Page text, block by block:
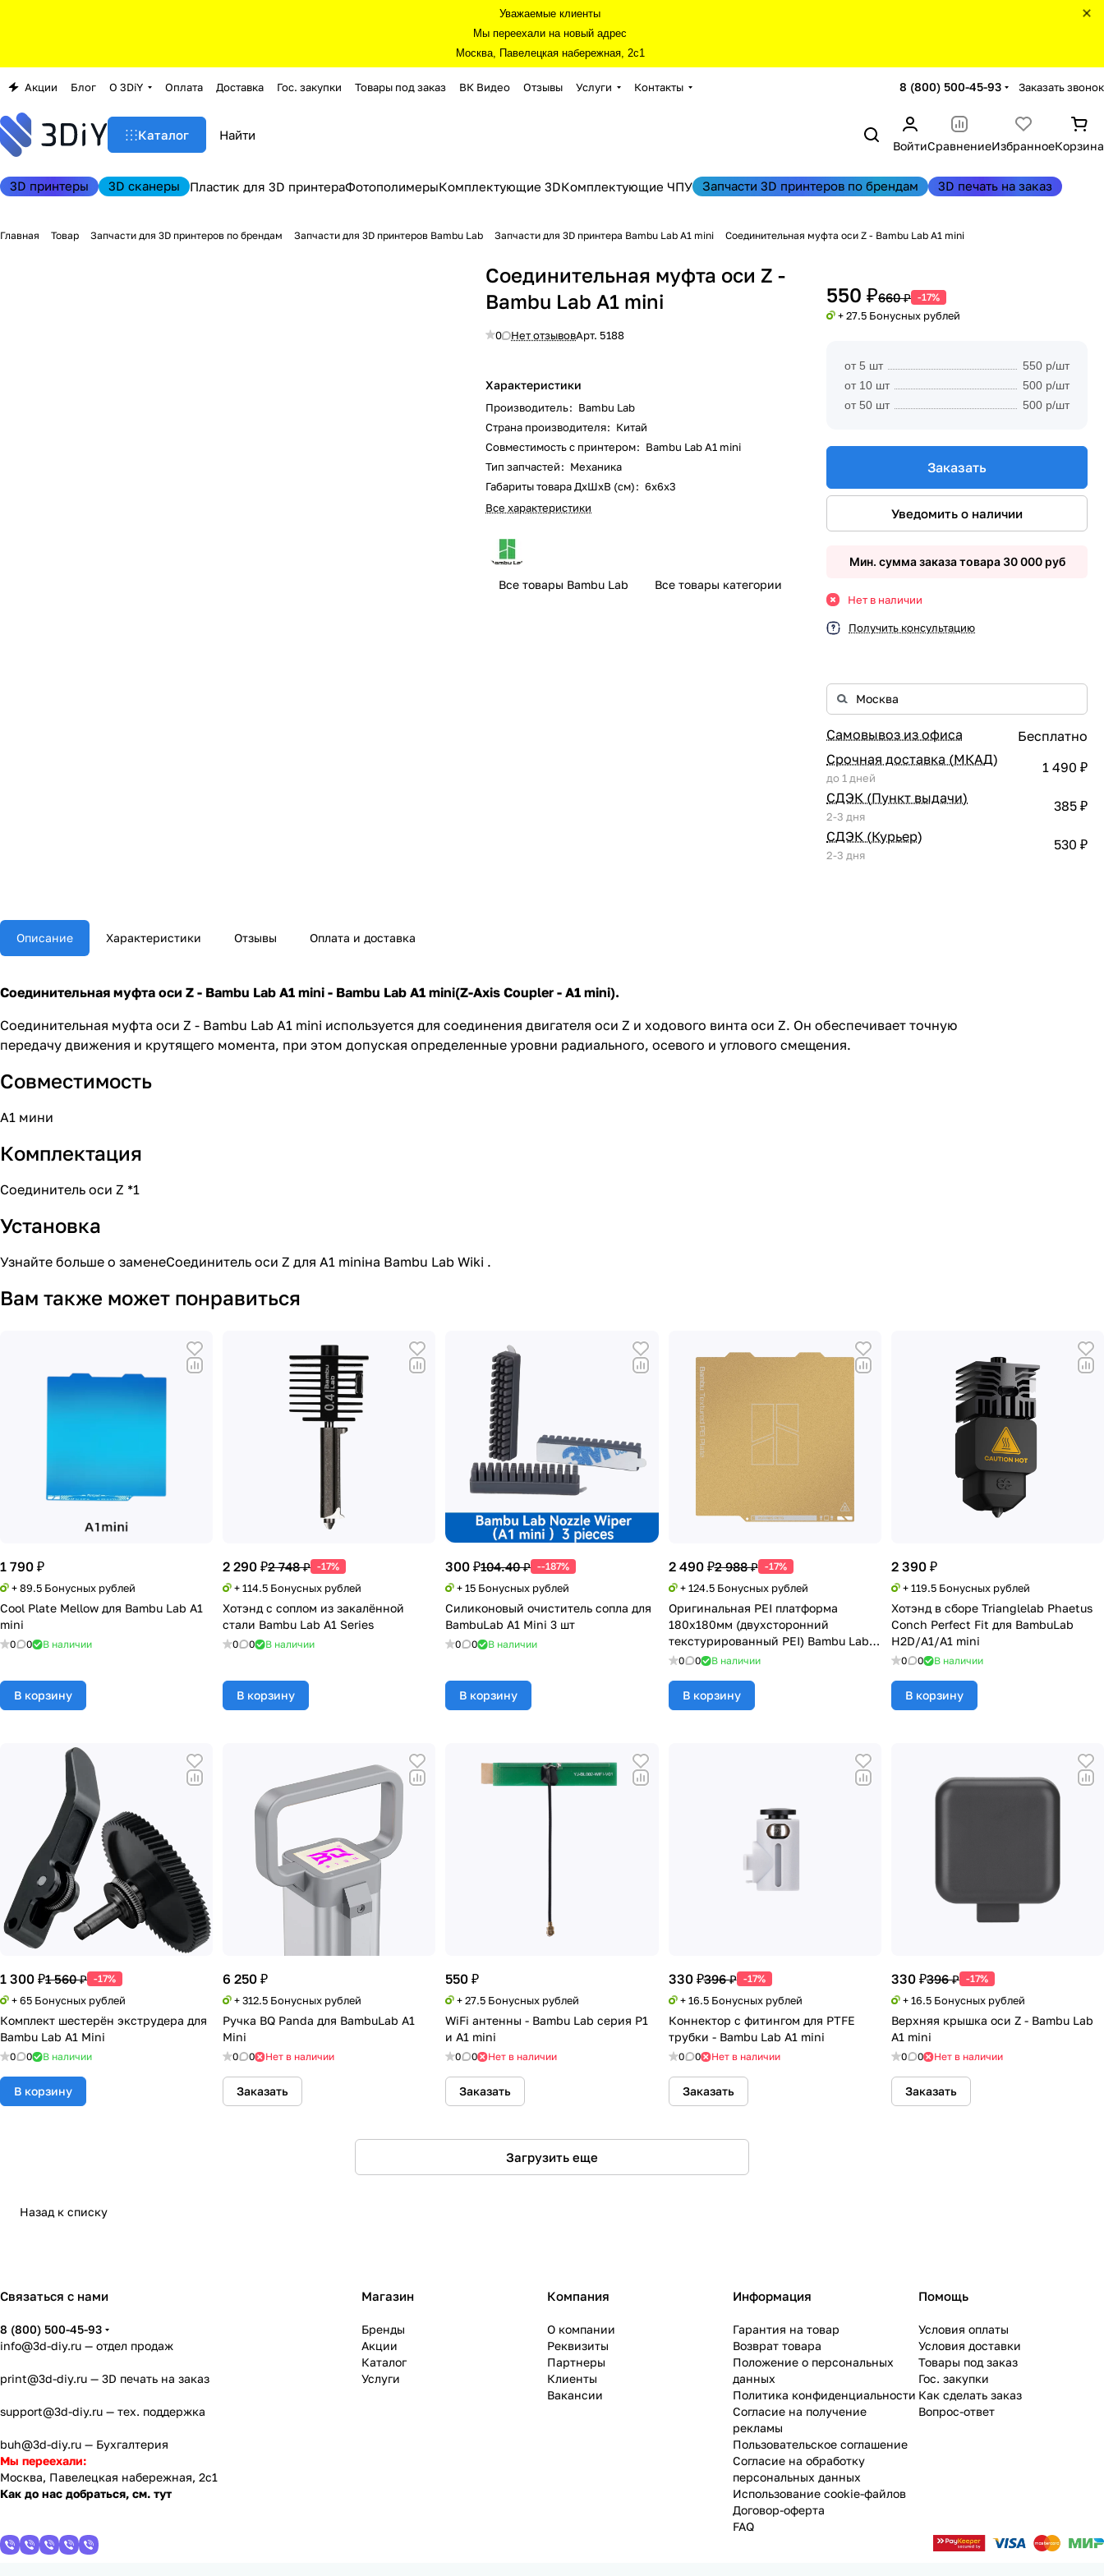
Уважаемые клиенты
Мы переехали на новый адрес
Москва, Павелецкая набережная, 2с1
Акции Блог О 3DiY Оплата Доставка Гос. закупки Товары под заказ ВК Видео Отзывы Услуги Контакты 8 (800) 500-45-93 Заказать звонок
Каталог
ВойтиСравнениеИзбранноеКорзина
3D принтеры 3D сканеры Пластик для 3D принтераФотополимерыКомплектующие 3DКомплектующие ЧПУ Запчасти 3D принтеров по брендам 3D печать на заказ
Главная Товар Запчасти для 3D принтеров по брендам Запчасти для 3D принтеров Bambu Lab Запчасти для 3D принтера Bambu Lab A1 mini Соединительная муфта оси Z - Bambu Lab A1 mini
Соединительная муфта оси Z -
Bambu Lab A1 mini
0 Нет отзывовАрт. 5188
Характеристики
Производитель: Bambu Lab
Страна производителя: Китай
Совместимость с принтером: Bambu Lab A1 mini
Тип запчастей: Механика
Габариты товара ДxШxВ (см): 6x6x3
Все характеристики
Все товары Bambu Lab Все товары категории
550 ₽660 ₽ -17%
+ 27.5 Бонусных рублей
от 5 шт
550 р/шт
от 10 шт
500 р/шт
от 50 шт
500 р/шт
Заказать
Уведомить о наличии
Мин. сумма заказа товара 30 000 руб
Нет в наличии
Получить консультацию
Самовывоз из офиса
Бесплатно
Срочная доставка (МКАД)
до 1 дней
1 490 ₽
СДЭК (Пункт выдачи)
2-3 дня
385 ₽
СДЭК (Курьер)
2-3 дня
530 ₽
Описание Характеристики Отзывы Оплата и доставка
Соединительная муфта оси Z - Bambu Lab A1 mini - Bambu Lab A1 mini(Z-Axis Coupler - A1 mini).
Соединительная муфта оси Z - Bambu Lab A1 mini используется для соединения двигателя оси Z и ходового винта оси Z. Он обеспечивает точную
передачу движения и крутящего момента, при этом допуская определенные уровни радиального, осевого и углового смещения.
Совместимость
А1 мини
Комплектация
Соединитель оси Z *1
Установка
Узнайте больше о заменеСоединитель оси Z для A1 miniна Bambu Lab Wiki .
Вам также может понравиться
1 790 ₽
+ 89.5 Бонусных рублей
Cool Plate Mellow для Bambu Lab A1
mini
0 0 В наличии
В корзину
2 290 ₽2 748 ₽ -17%
+ 114.5 Бонусных рублей
Хотэнд с соплом из закалённой
стали Bambu Lab A1 Series
0 0 В наличии
В корзину
300 ₽104.40 ₽ --187%
+ 15 Бонусных рублей
Силиконовый очиститель сопла для
BambuLab A1 Mini 3 шт
0 0 В наличии
В корзину
2 490 ₽2 988 ₽ -17%
+ 124.5 Бонусных рублей
Оригинальная PEI платформа
180x180мм (двухсторонний
текстурированный PEI) Bambu Lab
A1 mini
0 0 В наличии
В корзину
2 390 ₽
+ 119.5 Бонусных рублей
Хотэнд в сборе Trianglelab Phaetus
Conch Perfect Fit для BambuLab
H2D/A1/A1 mini
0 0 В наличии
В корзину
1 300 ₽1 560 ₽ -17%
+ 65 Бонусных рублей
Комплект шестерён экструдера для
Bambu Lab A1 Mini
0 0 В наличии
В корзину
6 250 ₽
+ 312.5 Бонусных рублей
Ручка BQ Panda для BambuLab A1
Mini
0 0 Нет в наличии
Заказать
550 ₽
+ 27.5 Бонусных рублей
WiFi антенны - Bambu Lab серия P1
и A1 mini
0 0 Нет в наличии
Заказать
330 ₽396 ₽ -17%
+ 16.5 Бонусных рублей
Коннектор с фитингом для PTFE
трубки - Bambu Lab A1 mini
0 0 Нет в наличии
Заказать
330 ₽396 ₽ -17%
+ 16.5 Бонусных рублей
Верхняя крышка оси Z - Bambu Lab
A1 mini
0 0 Нет в наличии
Заказать
Загрузить еще
Назад к списку
Связаться с нами
8 (800) 500-45-93
info@3d-diy.ru — отдел продаж
print@3d-diy.ru — 3D печать на заказ
support@3d-diy.ru — тех. поддержка
buh@3d-diy.ru — Бухгалтерия
Мы переехали:
Москва, Павелецкая набережная, 2с1
Как до нас добраться, см. тут
Магазин
Бренды
Акции
Каталог
Услуги
Компания
О компании
Реквизиты
Партнеры
Клиенты
Вакансии
Информация
Гарантия на товар
Возврат товара
Положение о персональных
данных
Политика конфиденциальности
Согласие на получение
рекламы
Пользовательское соглашение
Согласие на обработку
персональных данных
Использование cookie-файлов
Договор-оферта
FAQ
Помощь
Условия оплаты
Условия доставки
Товары под заказ
Гос. закупки
Как сделать заказ
Вопрос-ответ